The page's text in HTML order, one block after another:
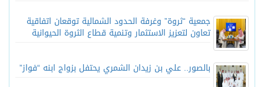
جمعية “ثروة” وغرفة الحدود الشمالية توقعان اتفاقية
تعاون لتعزيز الاستثمار وتنمية قطاع الثروة الحيوانية
بالصور.. علي بن زيدان الشمري يحتفل بزواج ابنه “فواز”